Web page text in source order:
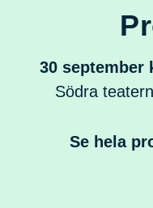
30 september
Södra
Se hela